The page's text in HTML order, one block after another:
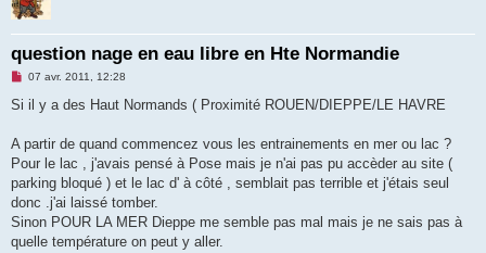
question nage en eau libre en Hte Normandie
M
s
g
e
n
o
l
u
07 avr. 2011, 12:28
Si il y a des Haut Normands ( Proximité ROUEN/DIEPPE/LE HAVRE
A partir de quand commencez vous les entrainements en mer ou lac ?
Pour le lac , j'avais pensé à Pose mais je n'ai pas pu accèder au site (
parking bloqué ) et le lac d' à côté , semblait pas terrible et j'étais seul
donc .j'ai laissé tomber.
Sinon POUR LA MER Dieppe me semble pas mal mais je ne sais pas à
quelle température on peut y aller.